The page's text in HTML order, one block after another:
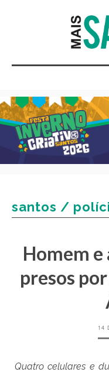
santos /
Homem e
presos
14
Quatro celulares e